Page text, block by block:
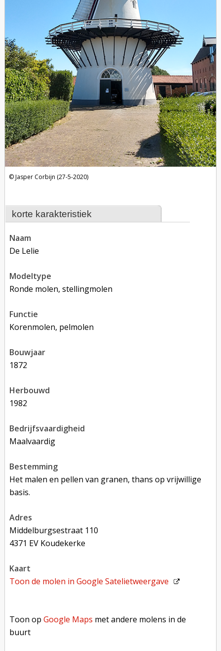
korte karakteristiek
naam
De Lelie
modeltype
Ronde molen, stellingmolen
functie
korenmolen, pelmolen
bouwjaar
1872
herbouwd
1982
bedrijfsvaardigheid
Maalvaardig
bestemming
Het malen en pellen van granen, thans op vrijwillige
basis.
adres
Middelburgsestraat 110
4371 EV Koudekerke
kaart
Toon de molen inGoogle Satelietweergave
Toon opGoogle Maps met andere molens in de
buurt
Jasper Corbijn (27-5-2020)